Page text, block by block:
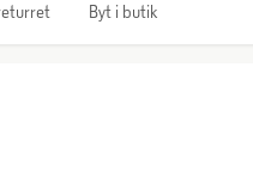
Byt i butik